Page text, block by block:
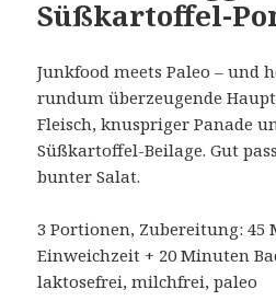
Süßkartoffel-
Junkfood meets Paleo – und
rundum überzeugende
Fleisch, knuspriger Panade
Süßkartoffel-Beilage. Gut
bunter Salat.
3 Portionen, Zubereitung: 45
Einweichzeit + 20 Minuten
laktosefrei, milchfrei, paleo